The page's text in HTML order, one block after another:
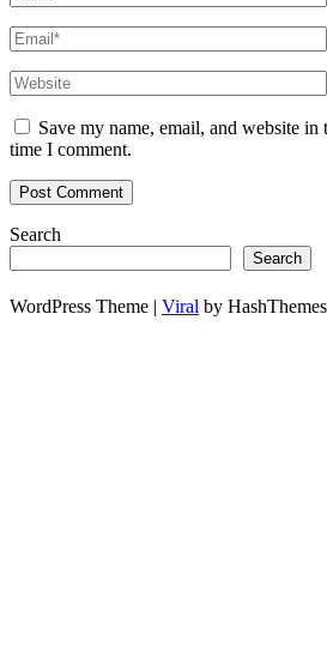
Save my name, email, and website
time I comment.
Search
Search
WordPress Theme | Viral by HashThemes